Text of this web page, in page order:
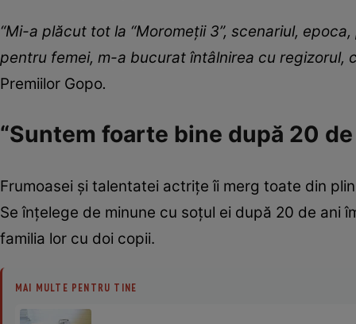
“Mi-a plăcut tot la “Moromeții 3”, scenariul,
pentru femei, m-a bucurat întâlnirea cu regizorul,
Premiilor Gopo.
“Suntem foarte bine după 20
Frumoasei și talentatei actrițe îi merg toate din
Se înțelege de minune cu soțul ei după 20 de ani
familia lor cu doi copii.
MAI MULTE PENTRU TINE